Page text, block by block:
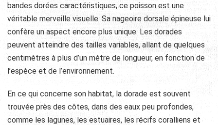
bandes dorées caractéristiques, ce poisson est une
véritable merveille visuelle. Sa nageoire dorsale épineuse lui
confère un aspect encore plus unique. Les dorades
peuvent atteindre des tailles variables, allant de quelques
centimètres à plus d’un mètre de longueur, en fonction de
l’espèce et de l’environnement.
En ce qui concerne son habitat, la dorade est souvent
trouvée près des côtes, dans des eaux peu profondes,
comme les lagunes, les estuaires, les récifs coralliens et